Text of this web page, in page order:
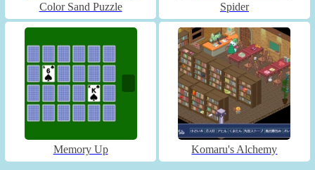
Color Sand Puzzle Spider
Memory Up Komaru's Alchemy